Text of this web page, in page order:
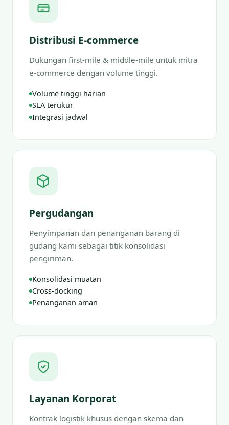
Distribusi E-commerce
Dukungan first-mile & middle-mile untuk mitra
e-commerce dengan volume tinggi.
Volume tinggi harian
SLA terukur
Integrasi jadwal
Pergudangan
Penyimpanan dan penanganan barang di
gudang kami sebagai titik konsolidasi
pengiriman.
Konsolidasi muatan
Cross-docking
Penanganan aman
Layanan Korporat
Kontrak logistik khusus dengan skema dan